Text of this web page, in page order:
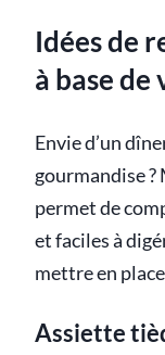
Idées de
à base de
Envie d’un
gourmandise ?
permet de
et faciles à
mettre en
Assiette